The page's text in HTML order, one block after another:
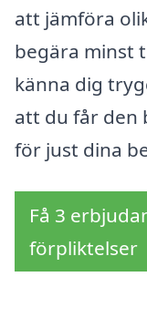
att jämföra
begära minst
känna dig
att du får den
för just dina
Få 3
förpliktelser